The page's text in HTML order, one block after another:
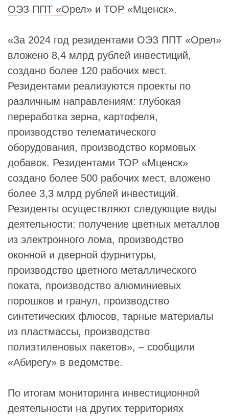
ОЭЗ ППТ «Орел» и ТОР «Мценск».
«За 2024 год резидентами ОЭЗ ППТ «Орел»
вложено 8,4 млрд рублей инвестиций,
создано более 120 рабочих мест.
Резидентами реализуются проекты по
различным направлениям: глубокая
переработка зерна, картофеля,
производство телематического
оборудования, производство кормовых
добавок. Резидентами ТОР «Мценск»
создано более 500 рабочих мест, вложено
более 3,3 млрд рублей инвестиций.
Резиденты осуществляют следующие виды
деятельности: получение цветных металлов
из электронного лома, производство
оконной и дверной фурнитуры,
производство цветного металлического
поката, производство алюминиевых
порошков и гранул, производство
синтетических флюсов, тарные материалы
из пластмассы, производство
полиэтиленовых пакетов», – сообщили
«Абирегу» в ведомстве.
По итогам мониторинга инвестиционной
деятельности на других территориях